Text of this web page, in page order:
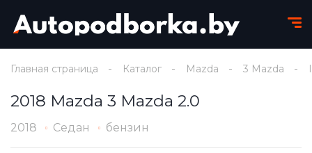
Главная страница Каталог Mazda 3 Mazda
2018 Mazda 3 Mazda 2.0
2018 Седан бензин